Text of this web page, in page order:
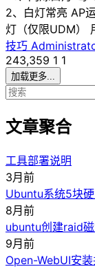
2、白灯常亮 AP
灯（仅限UDM）
技巧
243,359 1 1
加载更多...
文章聚合
工具部署说明
3月前
Ubuntu系统5块
8月前
ubuntu创建raid磁
9月前
Open-WebUI安